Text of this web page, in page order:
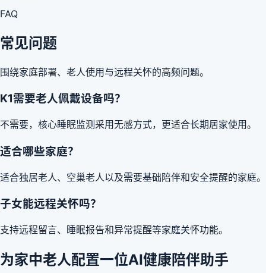
FAQ
常见问题
围绕家庭部署、老人使用与远程关怀的高频问题。
K1需要老人佩戴设备吗？
不需要，核心睡眠监测采用无感方式，更适合长期居家使用。
适合哪些家庭？
适合独居老人、空巢老人以及需要基础陪伴和安全提醒的家庭。
子女能远程关怀吗？
支持远程留言、睡眠报告和异常提醒等家庭关怀功能。
为家中老人配置一位AI健康陪伴助手